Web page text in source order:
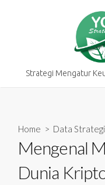
Strategi Mengatur
Home > Data
Mengenal
Dunia